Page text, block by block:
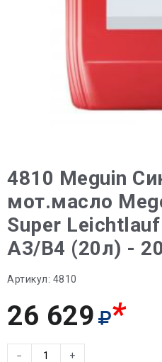
4810 Meguin
мот.масло
Super
A3/B4 (20л) -
Артикул: 4810
26 629 *
− +